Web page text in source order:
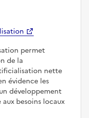
permet
de la
nette
évidence les
développement
besoins locaux